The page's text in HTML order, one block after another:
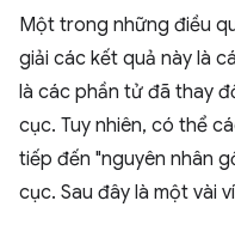
Một trong những điều
giải các kết quả này là
là các phần tử đã thay
cục. Tuy nhiên, có thể
tiếp đến "nguyên nhân
cục. Sau đây là một vài